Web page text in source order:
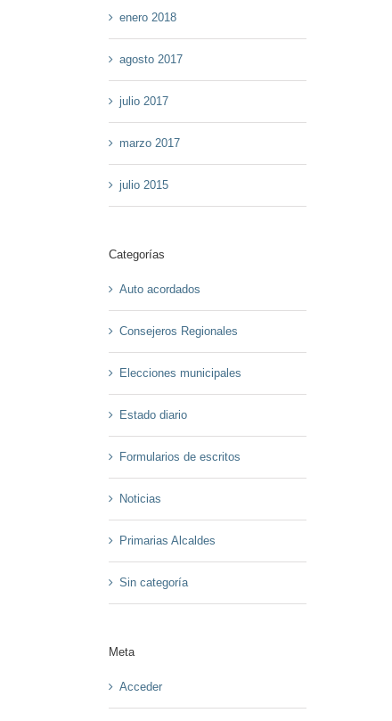
enero 2018
agosto 2017
julio 2017
marzo 2017
julio 2015
Categorías
Auto acordados
Consejeros Regionales
Elecciones municipales
Estado diario
Formularios de escritos
Noticias
Primarias Alcaldes
Sin categoría
Meta
Acceder